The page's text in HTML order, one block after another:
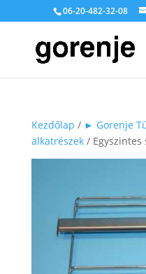
06-20-482-32-08
Kezdőlap / ► Gorenje
alkatrészek/ Egyszintes